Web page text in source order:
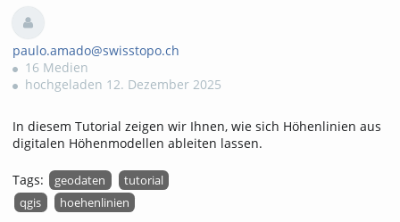
paulo.amado@swisstopo.ch
16 Medien
hochgeladen 12. Dezember 2025
In diesem Tutorial zeigen wir Ihnen, wie sich Höhenlinien aus
digitalen Höhenmodellen ableiten lassen.
Tags: geodaten
tutorial
qgis
hoehenlinien